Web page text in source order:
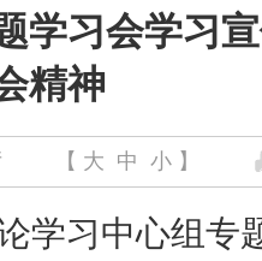
学习会学习
精神
【 大 中 小 】
学习中心组专